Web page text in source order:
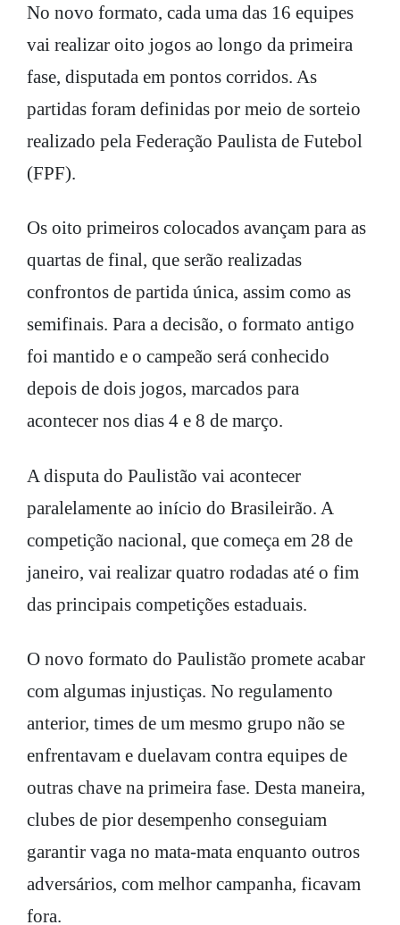
No novo formato, cada uma das 16 equipes
vai realizar oito jogos ao longo da primeira
fase, disputada em pontos corridos. As
partidas foram definidas por meio de sorteio
realizado pela Federação Paulista de Futebol
(FPF).
Os oito primeiros colocados avançam para as
quartas de final, que serão realizadas
confrontos de partida única, assim como as
semifinais. Para a decisão, o formato antigo
foi mantido e o campeão será conhecido
depois de dois jogos, marcados para
acontecer nos dias 4 e 8 de março.
A disputa do Paulistão vai acontecer
paralelamente ao início do Brasileirão. A
competição nacional, que começa em 28 de
janeiro, vai realizar quatro rodadas até o fim
das principais competições estaduais.
O novo formato do Paulistão promete acabar
com algumas injustiças. No regulamento
anterior, times de um mesmo grupo não se
enfrentavam e duelavam contra equipes de
outras chave na primeira fase. Desta maneira,
clubes de pior desempenho conseguiam
garantir vaga no mata-mata enquanto outros
adversários, com melhor campanha, ficavam
fora.